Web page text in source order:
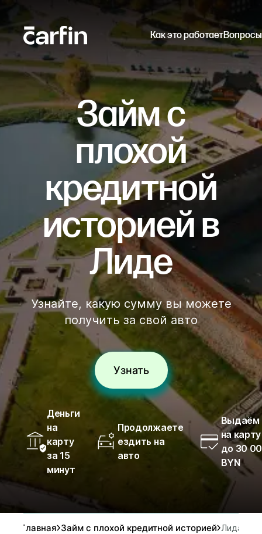
Как это работает
Займ с
плохой
кредитной
историей в
Лиде
Узнайте, какую сумму вы можете
получить за свой авто
Узнать
Деньги
на
карту
за 15
минут
Продолжаете
ездить на
авто
Выдаём
на карту
до 30
BYN
Главная Займ с плохой кредитной историей Лида